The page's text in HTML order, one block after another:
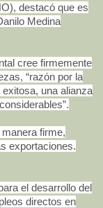
destacó que es
Medina
cree firmemente
“razón por la
una alianza
firme,
exportaciones.
el desarrollo del
directos en